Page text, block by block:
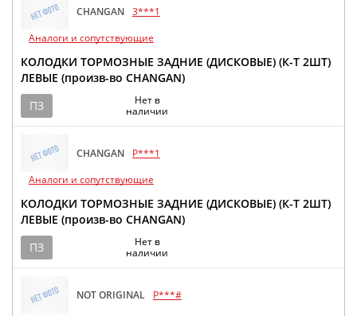
CHANGAN 3***1
Аналоги и сопутствующие
КОЛОДКИ ТОРМОЗНЫЕ ЗАДНИЕ (ДИСКОВЫЕ) (К-Т 2ШТ)
ЛЕВЫЕ (произв-во CHANGAN)
ПЗ
Нет в
наличии
CHANGAN
P***1
Аналоги и сопутствующие
КОЛОДКИ ТОРМОЗНЫЕ ЗАДНИЕ (ДИСКОВЫЕ) (К-Т 2ШТ)
ЛЕВЫЕ (произв-во CHANGAN)
ПЗ
Нет в
наличии
NOT ORIGINAL
P***#